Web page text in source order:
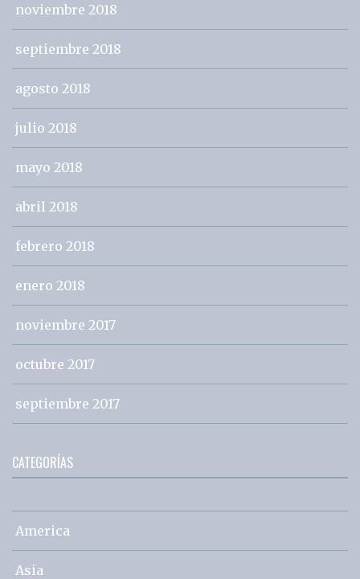
noviembre 2018
septiembre 2018
agosto 2018
julio 2018
mayo 2018
abril 2018
febrero 2018
enero 2018
noviembre 2017
octubre 2017
septiembre 2017
CATEGORÍAS
America
Asia